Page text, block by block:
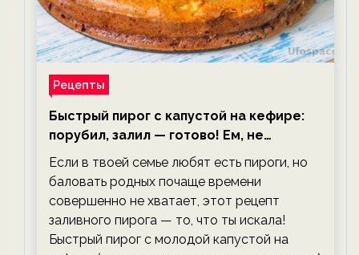
Рецепты
Быстрый пирог с капустой на кефире:
порубил, залил — готово! Ем, не
тревожась о фигуре!
Если в твоей семье любят есть пироги, но
баловать родных почаще времени
совершенно не хватает, этот рецепт
заливного пирога — то, что ты искала!
Быстрый пирог с молодой капустой на